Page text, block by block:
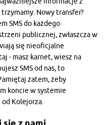
Nowy transfer?
SMS do każdego
publicznej, zwłaszcza w
się nieoficjalne
- masz karnet, wiesz na
SMS od nas, to
zatem, żeby
koncie w systemie
Kolejorza.